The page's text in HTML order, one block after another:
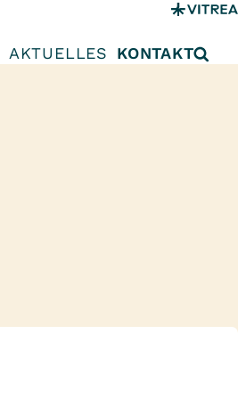
AKTUELLES KONTAKT